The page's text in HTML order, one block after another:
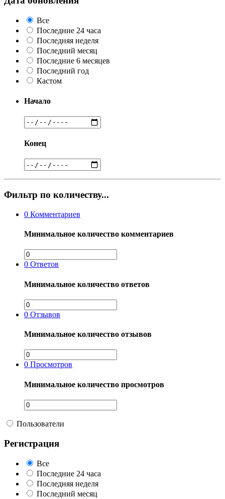
Все
Последние 24 часа
Последняя неделя
Последний месяц
Последние 6 месяцев
Последний год
Кастом
Начало
Конец
Фильтр по количеству...
0 Комментариев
Минимальное количество комментариев
0 Ответов
Минимальное количество ответов
0 Отзывов
Минимальное количество отзывов
0 Просмотров
Минимальное количество просмотров
Пользователи
Регистрация
Все
Последние 24 часа
Последняя неделя
Последний месяц